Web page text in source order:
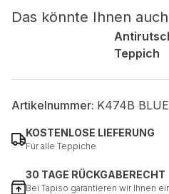
Das könnte Ihnen
Teppich
Artikelnummer: K474B
KOSTENLOSE LIEFERUNG
Für alle Teppiche
30 TAGE RÜCKGABERECHT
Bei Tapiso garantieren wir Ihnen
Andere nicht kategorisierte
analysiert werden und noch